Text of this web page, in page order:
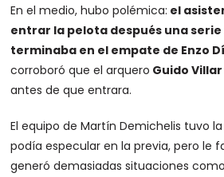
En el medio, hubo polémica: el
entrar la pelota después una
terminaba en el empate de Enzo
corroboró que el arquero Guido
antes de que entrara.
El equipo de Martín Demichelis tuvo
podía especular en la previa, pero le
generó demasiadas situaciones